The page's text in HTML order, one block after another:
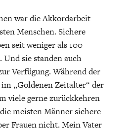
UND
MACHT
EUROPA
war die Akkordarbeit
Menschen. Sichere
seit weniger als 100
sie standen auch
Verfügung. Während der
„Goldenen Zeitalter“ der
viele gerne zurückkehren
meisten Männer sichere
Frauen nicht. Mein Vater
mehr gezwungen sein, sein
(oder in anderen ethisch
Branchen) verdienen zu
seine Tatkraft in den
die heute gesellschaftlich
aber unter personellen und
leiden.
Engagement widersprechen: